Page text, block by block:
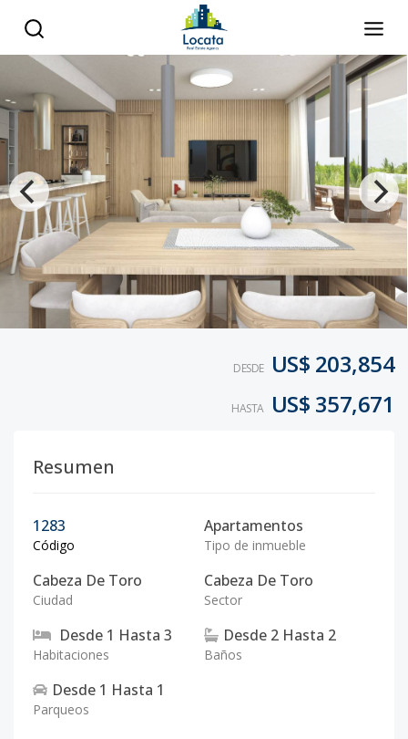
DESDE US$ 203,854
HASTA US$ 357,671
Resumen
1283
Código
Apartamentos
Tipo de inmueble
Cabeza De Toro
Ciudad
Cabeza De Toro
Sector
Desde 1 Hasta 3
Habitaciones
Desde 2 Hasta 2
Baños
Desde 1 Hasta 1
Parqueos